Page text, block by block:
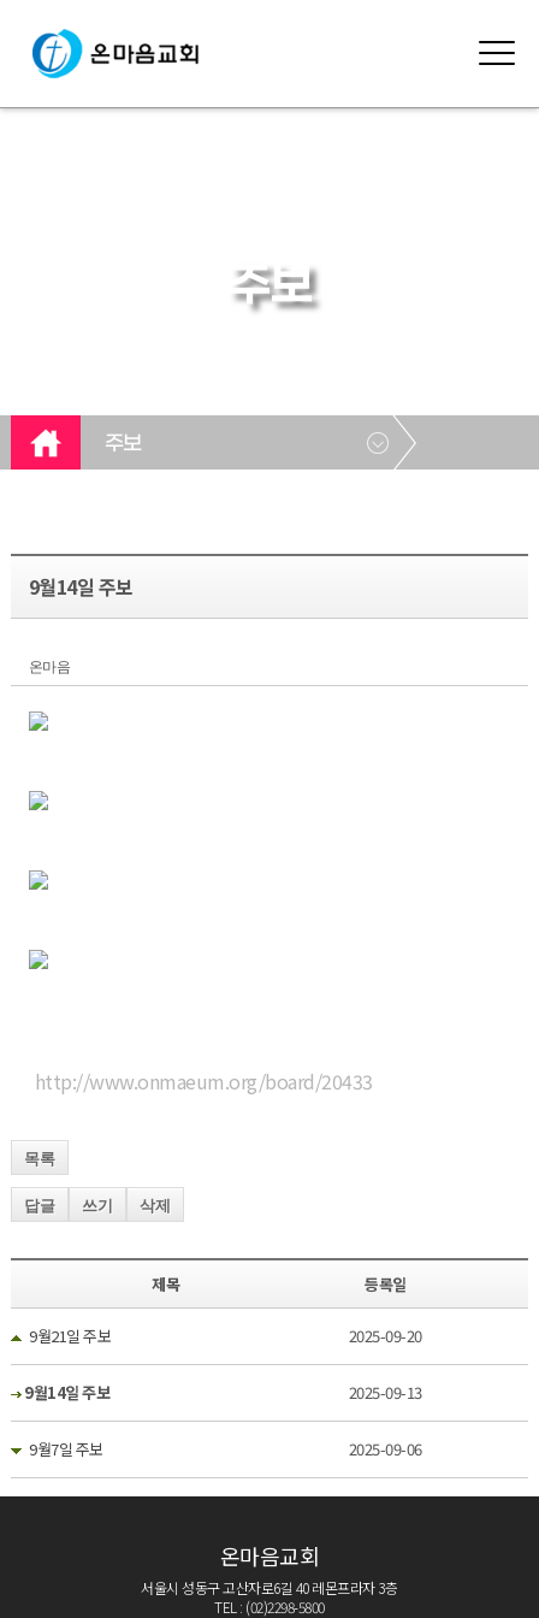
주보
주보
9월14일 주보
온마음
http://www.onmaeum.org/board/20433
목록
답글 쓰기 삭제
제목 등록일
9월21일 주보 2025-09-20
9월14일 주보 2025-09-13
9월7일 주보 2025-09-06
온마음교회
서울시 성동구 고산자로6길 40 레몬프라자 3층
TEL : (02)2298-5800